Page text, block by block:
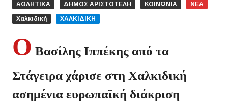
ΑΘΛΗΤΙΚΑ ΔΗΜΟΣ ΑΡΙΣΤΟΤΕΛΗ ΚΟΙΝΩΝΙΑ ΝΕΑ
Χαλκιδική ΧΑΛΚΙΔΙΚΗ
Ο Βασίλης Ιππέκης από τα
Στάγειρα χάρισε στη Χαλκιδική
ασημένια ευρωπαϊκή διάκριση